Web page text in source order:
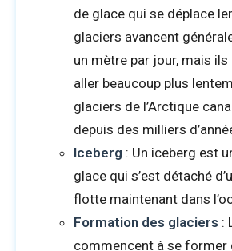
de glace qui se déplace
glaciers avancent
un mètre par jour, mais
aller beaucoup plus
glaciers de l’Arctique
depuis des milliers
Iceberg : Un iceberg est
glace qui s’est détaché
flotte maintenant dans
Formation des glaciers :
commencent à se former